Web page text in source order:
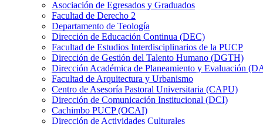
Asociación de Egresados y Graduados
Facultad de Derecho 2
Departamento de Teología
Dirección de Educación Continua (DEC)
Facultad de Estudios Interdisciplinarios de la PUCP
Dirección de Gestión del Talento Humano (DGTH)
Dirección Académica de Planeamiento y Evaluación
Facultad de Arquitectura y Urbanismo
Centro de Asesoría Pastoral Universitaria (CAPU)
Dirección de Comunicación Institucional (DCI)
Cachimbo PUCP (OCAI)
Dirección de Actividades Culturales